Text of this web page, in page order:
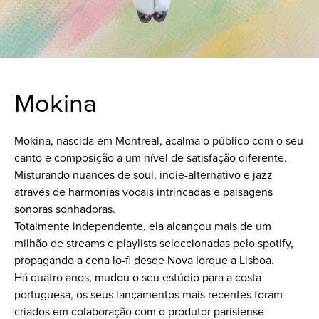
Mokina
Mokina, nascida em Montreal, acalma o público com o seu
canto e composição a um nível de satisfação diferente.
Misturando nuances de soul, indie-alternativo e jazz
através de harmonias vocais intrincadas e paisagens
sonoras sonhadoras.
Totalmente independente, ela alcançou mais de um
milhão de streams e playlists seleccionadas pelo spotify,
propagando a cena lo-fi desde Nova Iorque a Lisboa.
Há quatro anos, mudou o seu estúdio para a costa
portuguesa, os seus lançamentos mais recentes foram
criados em colaboração com o produtor parisiense